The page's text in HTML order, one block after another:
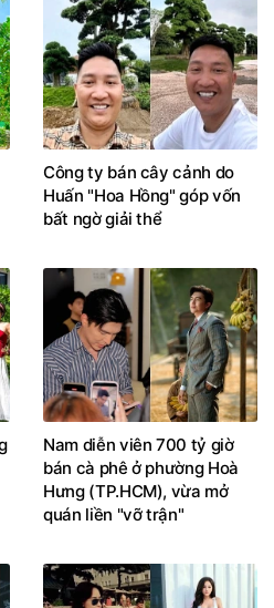
Công ty bán cây cảnh do
Huấn "Hoa Hồng" góp vốn
bất ngờ giải thể
Nam diễn viên 700 tỷ giờ
bán cà phê ở phường Hoà
Hưng (TP.HCM), vừa mở
quán liền "vỡ trận"